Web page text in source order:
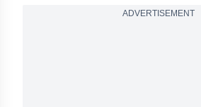
ADVERTISEMENT